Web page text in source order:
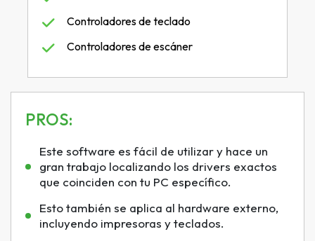
Controladores de teclado
Controladores de escáner
PROS:
Este software es fácil de utilizar y hace un
gran trabajo localizando los drivers exactos
que coinciden con tu PC específico.
Esto también se aplica al hardware externo,
incluyendo impresoras y teclados.